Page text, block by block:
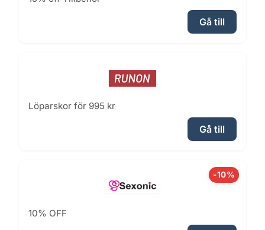
Gå till
Löparskor för 995 kr
Gå till
-10%
10% OFF